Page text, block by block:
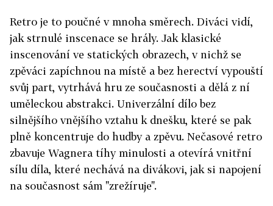
Retro je to poučné v mnoha směrech. Diváci vidí,
jak strnulé inscenace se hrály. Jak klasické
inscenování ve statických obrazech, v nichž se
zpěváci zapíchnou na místě a bez herectví vypouští
svůj part, vytrhává hru ze současnosti a dělá z ní
uměleckou abstrakci. Univerzální dílo bez
silnějšího vnějšího vztahu k dnešku, které se pak
plně koncentruje do hudby a zpěvu. Nečasové retro
zbavuje Wagnera tíhy minulosti a otevírá vnitřní
sílu díla, které nechává na divákovi, jak si napojení
na současnost sám "zrežíruje".